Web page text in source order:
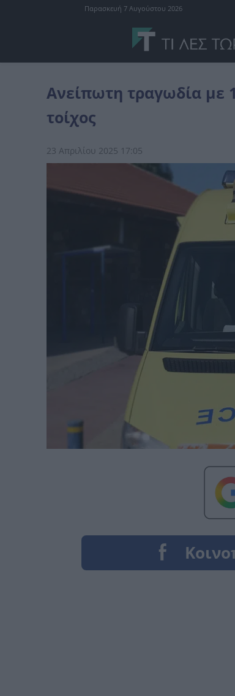
Παρασκευή 7 Αυγούστου 2026
Ανείπωτη τραγωδία με
τοίχος
23 Απριλίου 2025 17:05